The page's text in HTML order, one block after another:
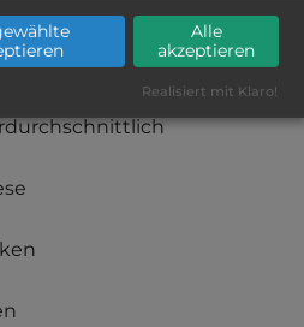
Alle
akzeptieren
Realisiert mit Klaro!